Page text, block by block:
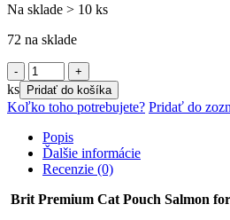
Na sklade > 10 ks
72 na sklade
množstvo
Brit
Premium
Cat
Pouch
Salmon
Sterilised
100
ks Pridať do košíka
Koľko toho potrebujete? Pridať do
Popis
Ďalšie informácie
Recenzie (0)
Brit Premium Cat Pouch Salmon